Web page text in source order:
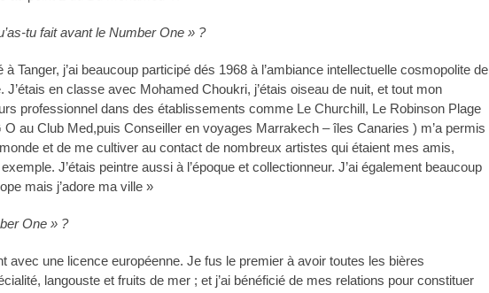
tu fait avant le Number One » ?
à Tanger, j’ai beaucoup participé dés 1968 à l’ambiance intellectuelle cosmopolite de
J’étais en classe avec Mohamed Choukri, j’étais oiseau de nuit, et tout mon
professionnel dans des établissements comme Le Churchill, Le Robinson Plage
au Club Med,puis Conseiller en voyages Marrakech – îles Canaries ) m’a permis
et de me cultiver au contact de nombreux artistes qui étaient mes amis,
J’étais peintre aussi à l’époque et collectionneur. J’ai également beaucoup
mais j’adore ma ville »
One » ?
avec une licence européenne. Je fus le premier à avoir toutes les bières
langouste et fruits de mer ; et j’ai bénéficié de mes relations pour constituer